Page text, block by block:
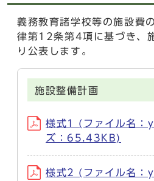
義務教育諸学校等の施設費
律第12条第4項に基づき、
り公表します。
施設整備計画
様式1 (ファイル名
ズ：65.43KB)
様式2 (ファイル名